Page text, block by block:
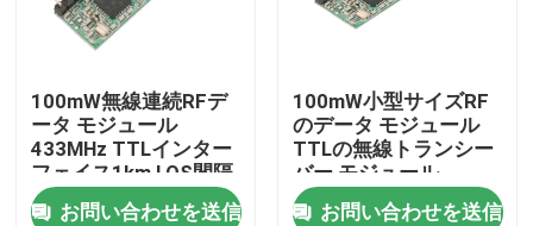
工場 ツアー
品質管理
100mW無線連続RFデ
ータ モジュール
433MHz TTLインター
フェイス1km LOS間隔
お問い合わせを送信
100mW小型サイズRF
のデータ モジュール
TTLの無線トランシー
バー モジュール
433MHz 1km
お問い合わせを送信